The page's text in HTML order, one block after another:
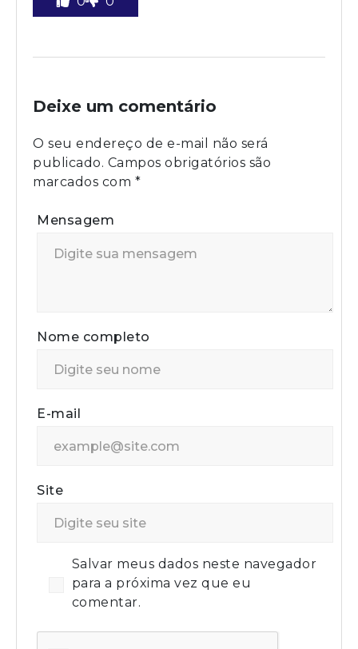
Deixe um comentário
O seu endereço de e-mail não será
publicado. Campos obrigatórios são
marcados com *
Mensagem
Nome completo
E-mail
Site
Salvar meus dados neste navegador
para a próxima vez que eu
comentar.